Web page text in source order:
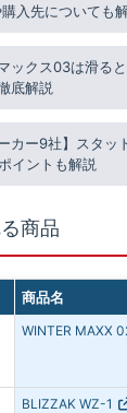
入先についても
ックス03は滑る
底解説
カー9社】スタッ
イントも解説
商品
商品名
WINTER MAXX
BLIZZAK WZ-1